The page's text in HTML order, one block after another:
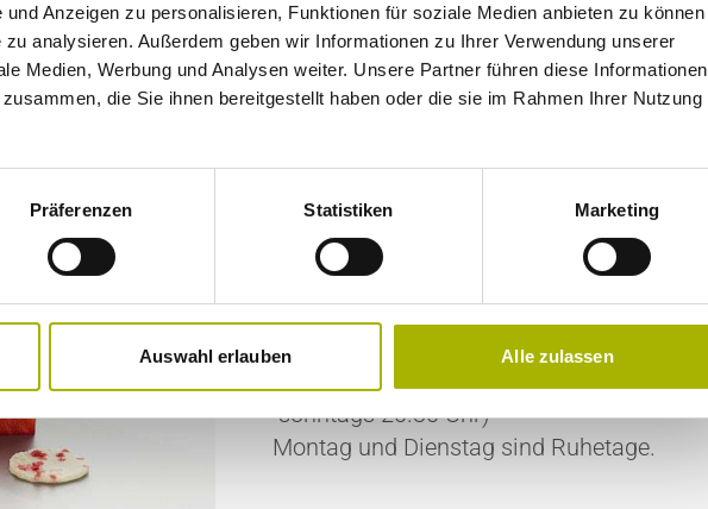
Anzeigen zu personalisieren, Funktionen für soziale Medien anbieten zu können
analysieren. Außerdem geben wir Informationen zu Ihrer Verwendung unserer
Medien, Werbung und Analysen weiter. Unsere Partner führen diese Informationen
die Sie ihnen bereitgestellt haben oder die sie im Rahmen Ihrer Nutzung
Präferenzen Statistiken Marketing
Auswahl erlauben Alle zulassen
Öffnungszeiten
Mittwoch bis Sonntag
11.30 bis 15.00 Uhr
(letzte Bestellung 13.30 Uhr)
18.00 bis 24.00 Uhr
(letzte Bestellung 21.00 Uhr,
sonntags 20.30 Uhr)
Montag und Dienstag sind Ruhetage.